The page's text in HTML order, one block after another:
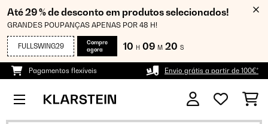
Até 29 % de desconto em produtos selecionados!
GRANDES POUPANÇAS APENAS POR 48 H!
FULLSWING29
Compre
agora
10 H 09 M 19 S
Pagamentos flexíveis Envio grátis a partir de 100€*